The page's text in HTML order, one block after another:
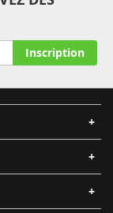
Inscription